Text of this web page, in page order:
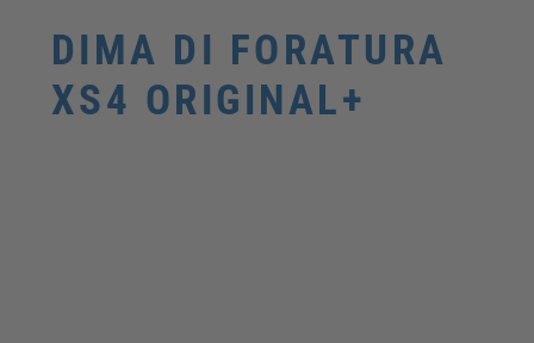
DIMA DI FORATURA
XS4 ORIGINAL+